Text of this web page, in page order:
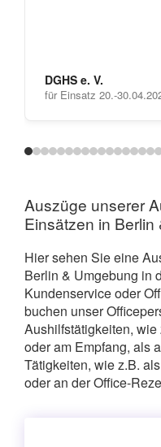
DGHS e. V.
für Einsatz 20.-
Auszüge unserer
Einsätzen in Berlin
Hier sehen Sie eine
Berlin & Umgebung in
Kundenservice oder
buchen unser
Aushilfstätigkeiten,
oder am Empfang, als
Tätigkeiten, wie z.B.
oder an der Office-